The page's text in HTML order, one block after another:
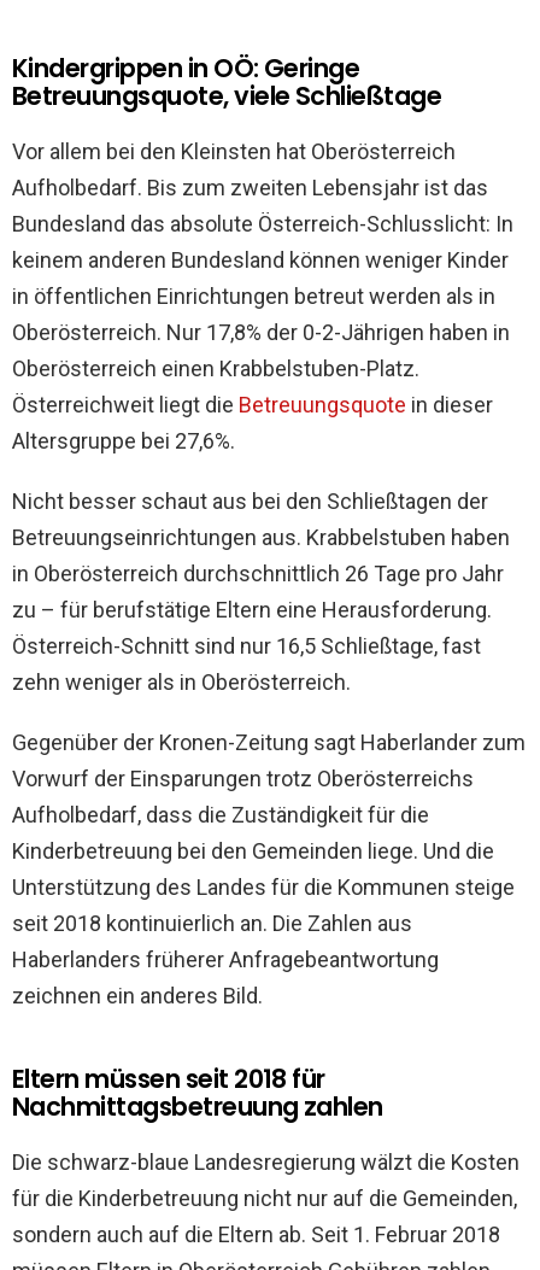
Kindergrippen in OÖ: Geringe
Betreuungsquote, viele Schließtage
Vor allem bei den Kleinsten hat Oberösterreich
Aufholbedarf. Bis zum zweiten Lebensjahr ist das
Bundesland das absolute Österreich-Schlusslicht: In
keinem anderen Bundesland können weniger Kinder
in öffentlichen Einrichtungen betreut werden als in
Oberösterreich. Nur 17,8% der 0-2-Jährigen haben in
Oberösterreich einen Krabbelstuben-Platz.
Österreichweit liegt die Betreuungsquote in dieser
Altersgruppe bei 27,6%.
Nicht besser schaut aus bei den Schließtagen der
Betreuungseinrichtungen aus. Krabbelstuben haben
in Oberösterreich durchschnittlich 26 Tage pro Jahr
zu – für berufstätige Eltern eine Herausforderung.
Österreich-Schnitt sind nur 16,5 Schließtage, fast
zehn weniger als in Oberösterreich.
Gegenüber der Kronen-Zeitung sagt Haberlander zum
Vorwurf der Einsparungen trotz Oberösterreichs
Aufholbedarf, dass die Zuständigkeit für die
Kinderbetreuung bei den Gemeinden liege. Und die
Unterstützung des Landes für die Kommunen steige
seit 2018 kontinuierlich an. Die Zahlen aus
Haberlanders früherer Anfragebeantwortung
zeichnen ein anderes Bild.
Eltern müssen seit 2018 für
Nachmittagsbetreuung zahlen
Die schwarz-blaue Landesregierung wälzt die Kosten
für die Kinderbetreuung nicht nur auf die Gemeinden,
sondern auch auf die Eltern ab. Seit 1. Februar 2018